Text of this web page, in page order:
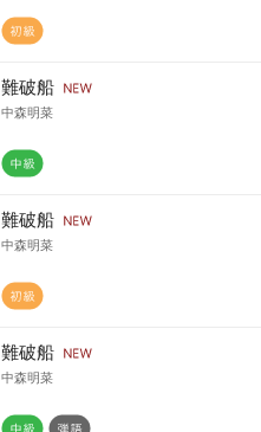
難破船
中森明菜
難破船
中森明菜
難破船
中森明菜